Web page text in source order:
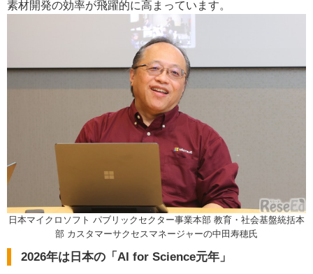
素材開発の効率が飛躍的に高まっています。
日本マイクロソフト パブリックセクター事業本部 教育・社会基盤統括本
部 カスタマーサクセスマネージャーの中田寿穂氏
2026年は日本の「AI for Science元年」